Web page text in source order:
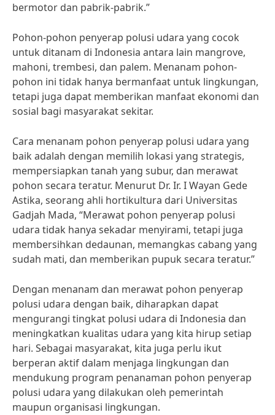
bermotor dan pabrik-pabrik.”
Pohon-pohon penyerap polusi udara yang cocok
untuk ditanam di Indonesia antara lain mangrove,
mahoni, trembesi, dan palem. Menanam pohon-
pohon ini tidak hanya bermanfaat untuk lingkungan,
tetapi juga dapat memberikan manfaat ekonomi dan
sosial bagi masyarakat sekitar.
Cara menanam pohon penyerap polusi udara yang
baik adalah dengan memilih lokasi yang strategis,
mempersiapkan tanah yang subur, dan merawat
pohon secara teratur. Menurut Dr. Ir. I Wayan Gede
Astika, seorang ahli hortikultura dari Universitas
Gadjah Mada, “Merawat pohon penyerap polusi
udara tidak hanya sekadar menyirami, tetapi juga
membersihkan dedaunan, memangkas cabang yang
sudah mati, dan memberikan pupuk secara teratur.”
Dengan menanam dan merawat pohon penyerap
polusi udara dengan baik, diharapkan dapat
mengurangi tingkat polusi udara di Indonesia dan
meningkatkan kualitas udara yang kita hirup setiap
hari. Sebagai masyarakat, kita juga perlu ikut
berperan aktif dalam menjaga lingkungan dan
mendukung program penanaman pohon penyerap
polusi udara yang dilakukan oleh pemerintah
maupun organisasi lingkungan.